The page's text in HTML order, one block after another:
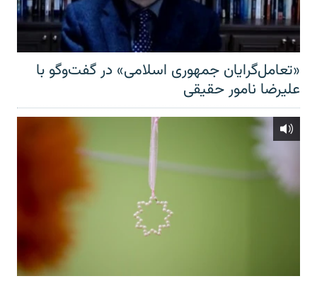
«تعامل‌گرایان جمهوری اسلامی» در گفت‌وگو با
علیرضا نامور حقیقی